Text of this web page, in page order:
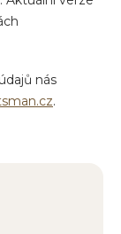
nás
.